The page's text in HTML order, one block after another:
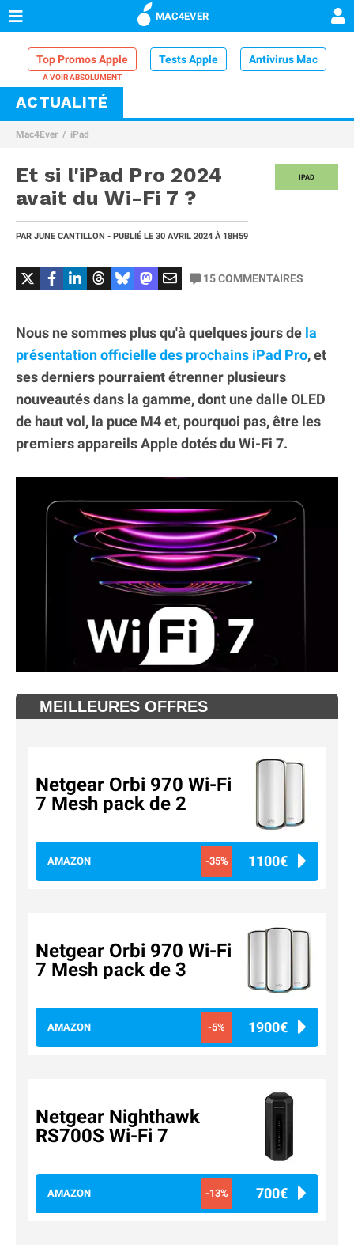
MAC4EVER
Top Promos Apple Tests Apple Antivirus Mac
VPN Mac
Comparatif iPhone
ACTUALITÉ
Mac4Ever iPad
IPAD
Et si l'iPad Pro 2024
avait du Wi-Fi 7 ?
PAR JUNE CANTILLON - PUBLIÉ LE 30 AVRIL 2024 À 18H59
15COMMENTAIRES
Nous ne sommes plus qu'à quelques jours de la
présentation officielle des prochains iPad Pro, et
ses derniers pourraient étrenner plusieurs
nouveautés dans la gamme, dont une dalle OLED
de haut vol, la puce M4 et, pourquoi pas, être les
premiers appareils Apple dotés du Wi-Fi 7.
MEILLEURES OFFRES
Netgear Orbi 970 Wi-Fi
7 Mesh pack de 2
AMAZON -35% 1100€
Netgear Orbi 970 Wi-Fi
7 Mesh pack de 3
AMAZON -5% 1900€
Netgear Nighthawk
RS700S Wi-Fi 7
AMAZON -13% 700€